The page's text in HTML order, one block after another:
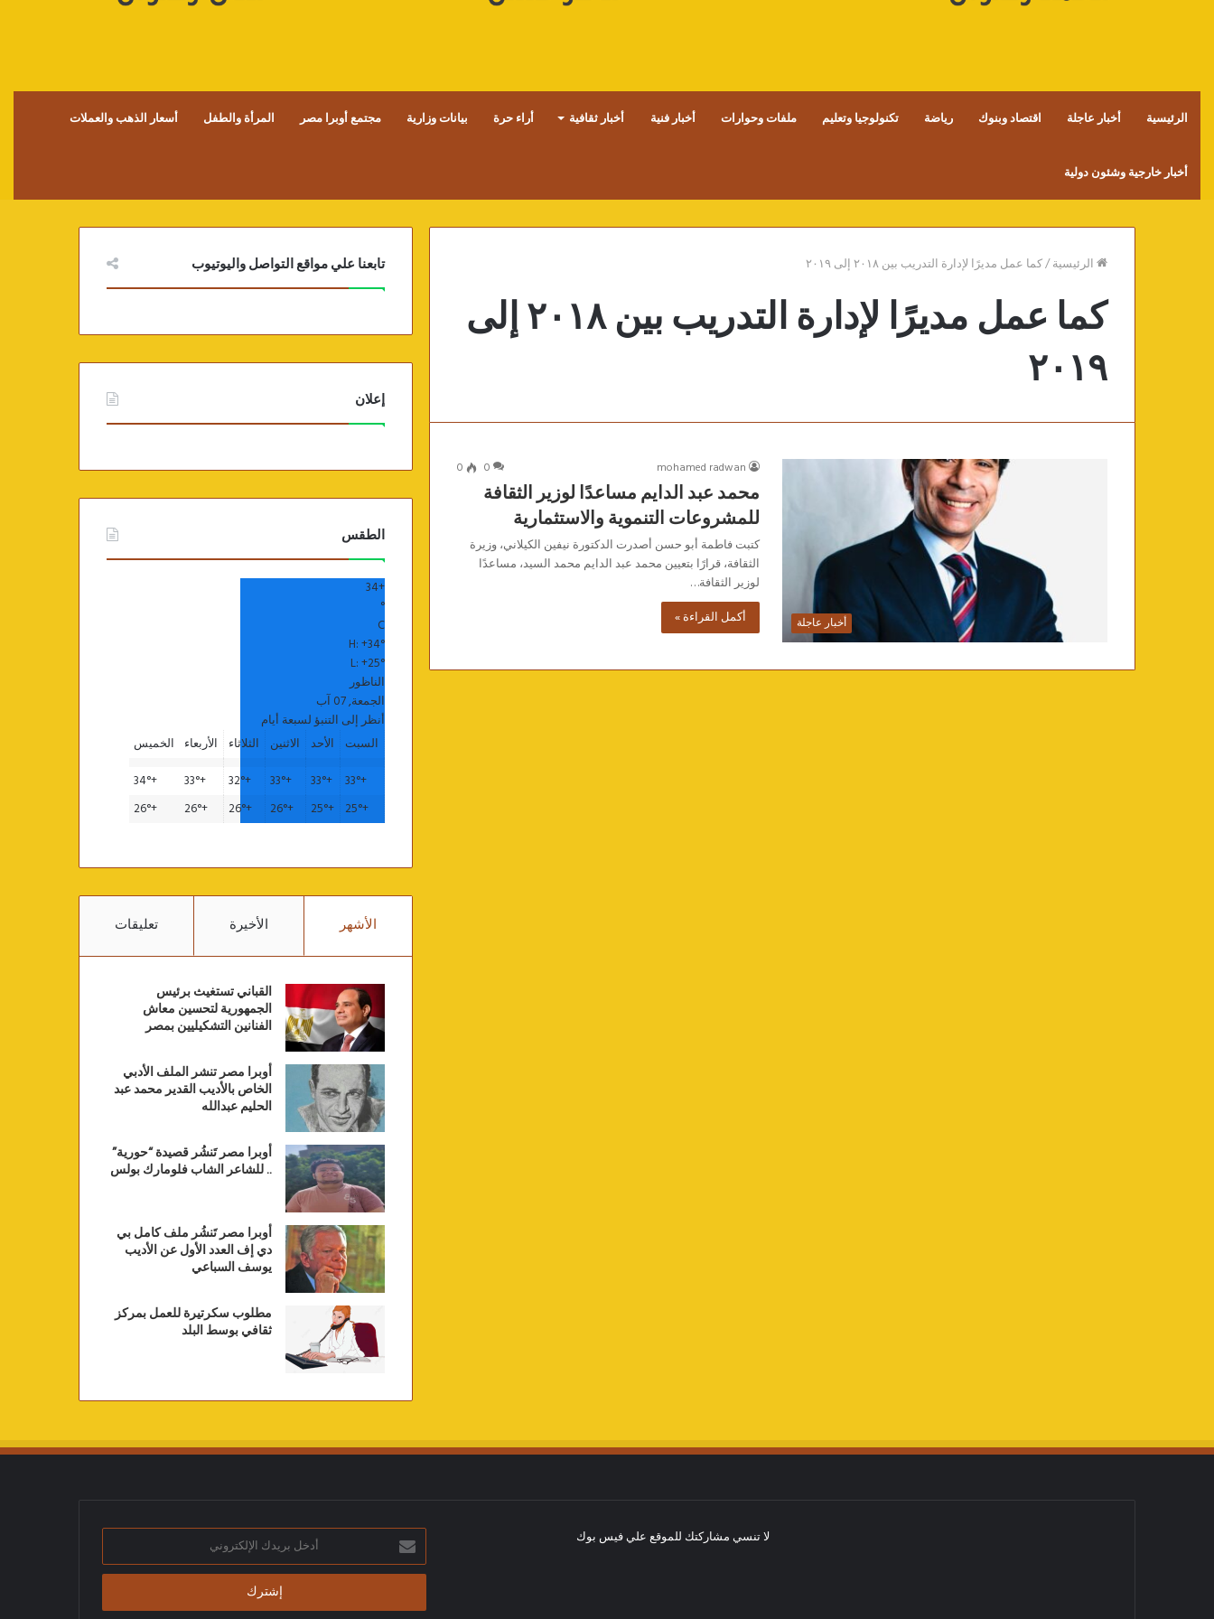
الرئيسية أخبار عاجلة اقتصاد وبنوك رياضة تكنولوجيا وتعليم ملفات وحوارات أخبار فنية أخبار ثقافية أراء حرة بيانات وزارية مجتمع أوبرا مصر المرأة والطفل أسعار الذهب والعملات
أخبار خارجية وشئون دولية
الرئيسية/كما عمل مديرًا لإدارة التدريب بين ٢٠١٨ إلى ٢٠١٩
كما عمل مديرًا لإدارة التدريب بين ٢٠١٨ إلى
٢٠١٩
أخبار عاجلة
mohamed radwan
0
0
محمد عبد الدايم مساعدًا لوزير الثقافة
للمشروعات التنموية والاستثمارية
كتبت فاطمة أبو حسن أصدرت الدكتورة نيفين الكيلاني، وزيرة
الثقافة، قرارًا بتعيين محمد عبد الدايم محمد السيد، مساعدًا
لوزير الثقافة…
أكمل القراءة »
تابعنا علي مواقع التواصل واليوتيوب
إعلان
الطقس
+
34
°
C
H:+34°
L:+25°
الناظور
الجمعة, 07 آب
أنظر إلى التنبؤ لسبعة أيام
السبت
الأحد الاثنين الثلاثاء الأربعاء
الخميس
+
33°
+
33°
+
33°
+
32°
+
33°
+
34°
+
25°
+
25°
+
26°
+
26°
+
26°
+
26°
الأشهر الأخيرة تعليقات
القباني تستغيث برئيس
الجمهورية لتحسين معاش
الفنانين التشكيليين بمصر
أوبرا مصر تنشر الملف الأدبي
الخاص بالأديب القدير محمد عبد
الحليم عبدالله
أوبرا مصر تَنشُر قصيدة “حورية”
.. للشاعر الشاب فلومارك بولس
أوبرا مصر تَنشُر ملف كامل بي
دي إف العدد الأول عن الأديب
يوسف السباعي
مطلوب سكرتيرة للعمل بمركز
ثقافي بوسط البلد
لا تنسي مشاركتك للموقع علي فيس بوك
أدخل
بريدك
الإلكتروني